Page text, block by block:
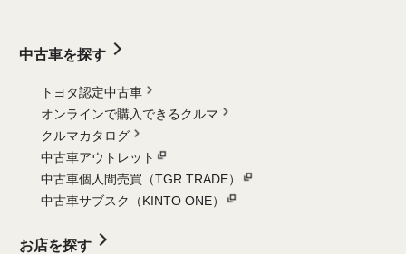
中古車を探す
トヨタ認定中古車
オンラインで購入できるクルマ
クルマカタログ
中古車アウトレット
中古車個人間売買（TGR TRADE）
中古車サブスク（KINTO ONE）
お店を探す